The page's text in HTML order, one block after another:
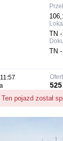
TN
TN
Ten pojazd został